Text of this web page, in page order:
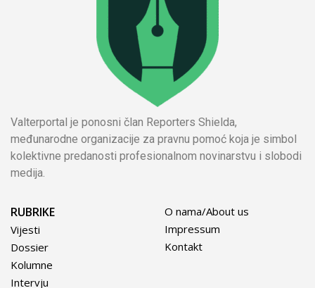
Valterportal je ponosni član Reporters Shielda,
međunarodne organizacije za pravnu pomoć koja je simbol
kolektivne predanosti profesionalnom novinarstvu i slobodi
medija.
RUBRIKE
Vijesti
Dossier
Kolumne
Intervju
O nama/About us
Impressum
Kontakt